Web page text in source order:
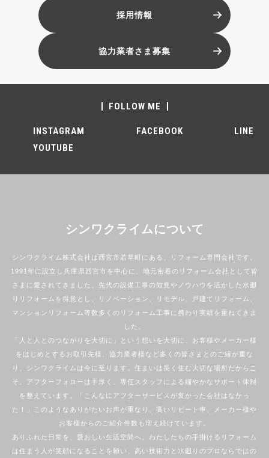
採用情報
協力業者さま募集
FOLLOW ME
INSTAGRAM FACEBOOK
LINE
YOUTUBE
シンワクライムについて
シンワクライム株式会社は西宮市若草町にある、リフォーム専門会社です。
1991年に設立し兵庫県西宮市を中心に、地元密着のリフォーム会社として皆
さまに愛されてきました。先代の設備工事の知見やノウハウを活かした水廻
りリフォームを得意とし、リノベーション、リモデル、戸建てリフォーム、
マンションリフォーム等数多くのリフォーム工事に携わり実績を重ねてきま
した。
「人と人とのつながりを大切に」という想いを大切に、お客様やメーカー様
をはじめとするお取引先様、協力業者様など多くの皆さまとのご縁が重な
り、シンワクライムは今に至ります。住まいは長く住む大切な場所だからこ
そ、アフターフォローは手厚く、専任スタッフによる細やかなサポート体制
を整えています。「こんなにアフターサービスが良かった会社はなかっ
た！」このようなありがたいお声が重なり、高いリピート率、メーカー様や
お客様からのご紹介件数も増え続けています。
ありふれた日常を、愛おしい生活空間へ。わたしたちの手掛けるリフォーム
は住まう人が笑顔になることを願い、高い技術力と水廻りのプロならではの